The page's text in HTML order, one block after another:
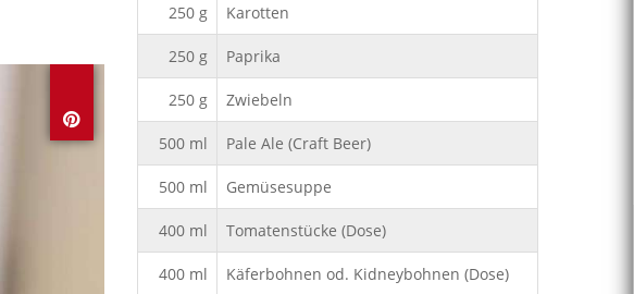
250 g Karotten
250 g Paprika
250 g Zwiebeln
500 ml Pale Ale (Craft Beer)
500 ml Gemüsesuppe
400 ml Tomatenstücke (Dose)
400 ml Käferbohnen od. Kidneybohnen (Dose)